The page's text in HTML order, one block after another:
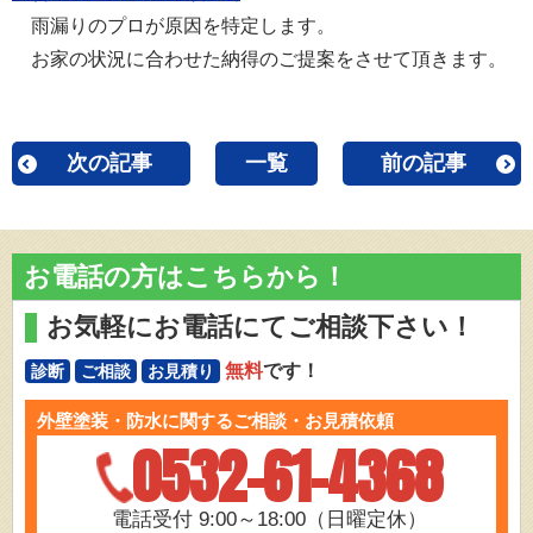
雨漏りのプロが原因を特定します。
お家の状況に合わせた納得のご提案をさせて頂きます。
次の記事 一覧 前の記事
お電話の方はこちらから！
お気軽にお電話にてご相談下さい！
診断 ご相談 お見積り 無料です！
外壁塗装・防水に関するご相談・お見積依頼
0532-61-4368
電話受付 9:00～18:00（日曜定休）